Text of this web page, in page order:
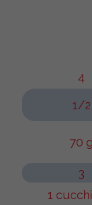
4
1/2
70 g
3
1